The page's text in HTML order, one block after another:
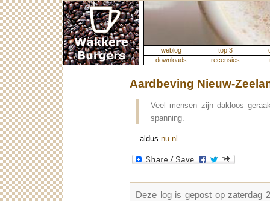
weblog top 3
downloads
recensies
Aardbeving Nieuw-
Veel mensen zijn dakloos
spanning.
… aldus nu.nl .
Deze log is gepost op zaterdag